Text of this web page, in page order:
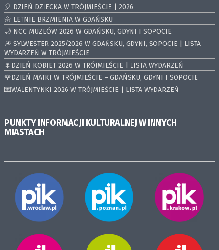
🎈 DZIEŃ DZIECKA W TRÓJMIEŚCIE | 2026
🌼 LETNIE BRZMIENIA W GDAŃSKU
🌙 NOC MUZEÓW 2026 W GDAŃSKU, GDYNI I SOPOCIE
🎆 SYLWESTER 2025/2026 W GDAŃSKU, GDYNI, SOPOCIE | LISTA
WYDARZEŃ W TRÓJMIEŚCIE
🌷DZIEŃ KOBIET 2026 W TRÓJMIEŚCIE | LISTA WYDARZEŃ
🌹DZIEŃ MATKI W TRÓJMIEŚCIE – GDAŃSKU, GDYNI I SOPOCIE
💌WALENTYNKI 2026 W TRÓJMIEŚCIE | LISTA WYDARZEŃ
PUNKTY INFORMACJI KULTURALNEJ W INNYCH
MIASTACH